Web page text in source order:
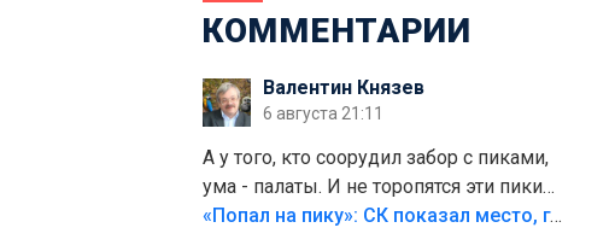
КОММЕНТАРИИ
Валентин Князев
6 августа 21:11
А у того, кто соорудил забор с пиками,
ума - палаты. И не торопятся эти пики
срезать
«Попал на пику»: СК показал место, где был смертельно травмирован ребенок в Тольятти